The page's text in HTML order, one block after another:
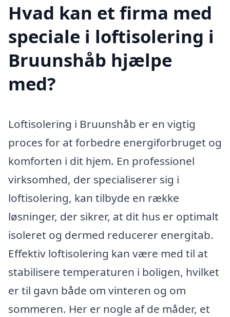
Hvad kan et firma med
speciale i loftisolering i
Bruunshåb hjælpe
med?
Loftisolering i Bruunshåb er en vigtig
proces for at forbedre energiforbruget og
komforten i dit hjem. En professionel
virksomhed, der specialiserer sig i
loftisolering, kan tilbyde en række
løsninger, der sikrer, at dit hus er optimalt
isoleret og dermed reducerer energitab.
Effektiv loftisolering kan være med til at
stabilisere temperaturen i boligen, hvilket
er til gavn både om vinteren og om
sommeren. Her er nogle af de måder, et